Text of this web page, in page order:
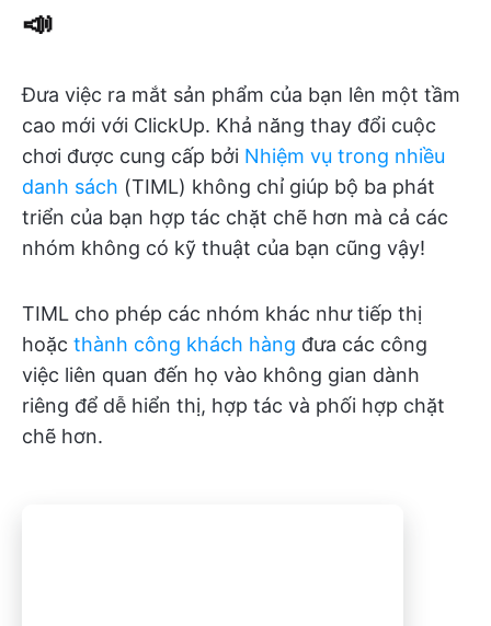
📣
Đưa việc ra mắt sản phẩm của bạn lên một tầm
cao mới với ClickUp. Khả năng thay đổi cuộc
chơi được cung cấp bởi Nhiệm vụ trong nhiều
danh sách (TIML) không chỉ giúp bộ ba phát
triển của bạn hợp tác chặt chẽ hơn mà cả các
nhóm không có kỹ thuật của bạn cũng vậy!
TIML cho phép các nhóm khác như tiếp thị
hoặc thành công khách hàng đưa các công
việc liên quan đến họ vào không gian dành
riêng để dễ hiển thị, hợp tác và phối hợp chặt
chẽ hơn.